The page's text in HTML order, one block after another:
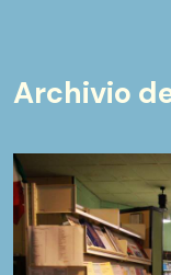
Archivio